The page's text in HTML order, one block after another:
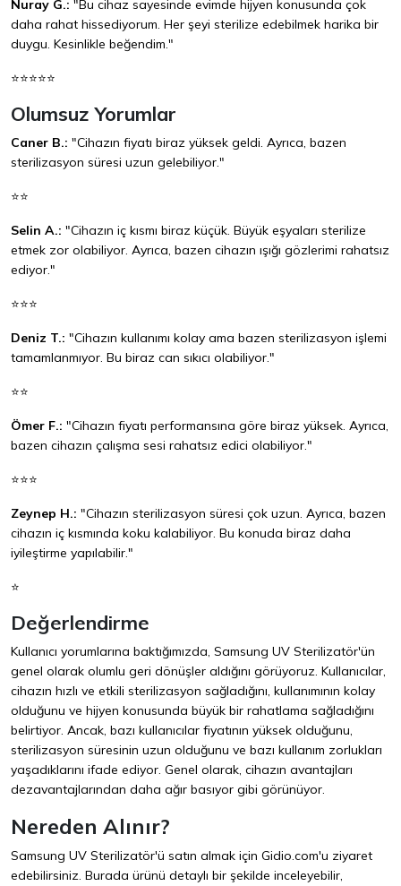
Nuray G.: "Bu cihaz sayesinde evimde hijyen konusunda çok
daha rahat hissediyorum. Her şeyi sterilize edebilmek harika bir
duygu. Kesinlikle beğendim."
⭐⭐⭐⭐⭐
Olumsuz Yorumlar
Caner B.: "Cihazın fiyatı biraz yüksek geldi. Ayrıca, bazen
sterilizasyon süresi uzun gelebiliyor."
⭐⭐
Selin A.: "Cihazın iç kısmı biraz küçük. Büyük eşyaları sterilize
etmek zor olabiliyor. Ayrıca, bazen cihazın ışığı gözlerimi rahatsız
ediyor."
⭐⭐⭐
Deniz T.: "Cihazın kullanımı kolay ama bazen sterilizasyon işlemi
tamamlanmıyor. Bu biraz can sıkıcı olabiliyor."
⭐⭐
Ömer F.: "Cihazın fiyatı performansına göre biraz yüksek. Ayrıca,
bazen cihazın çalışma sesi rahatsız edici olabiliyor."
⭐⭐⭐
Zeynep H.: "Cihazın sterilizasyon süresi çok uzun. Ayrıca, bazen
cihazın iç kısmında koku kalabiliyor. Bu konuda biraz daha
iyileştirme yapılabilir."
⭐
Değerlendirme
Kullanıcı yorumlarına baktığımızda, Samsung UV Sterilizatör'ün
genel olarak olumlu geri dönüşler aldığını görüyoruz. Kullanıcılar,
cihazın hızlı ve etkili sterilizasyon sağladığını, kullanımının kolay
olduğunu ve hijyen konusunda büyük bir rahatlama sağladığını
belirtiyor. Ancak, bazı kullanıcılar fiyatının yüksek olduğunu,
sterilizasyon süresinin uzun olduğunu ve bazı kullanım zorlukları
yaşadıklarını ifade ediyor. Genel olarak, cihazın avantajları
dezavantajlarından daha ağır basıyor gibi görünüyor.
Nereden Alınır?
Samsung UV Sterilizatör'ü satın almak için Gidio.com'u ziyaret
edebilirsiniz. Burada ürünü detaylı bir şekilde inceleyebilir,